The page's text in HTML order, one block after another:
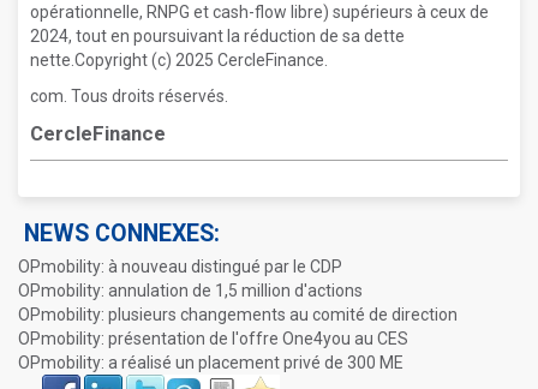
opérationnelle, RNPG et cash-flow libre) supérieurs à ceux de
2024, tout en poursuivant la réduction de sa dette
nette.Copyright (c) 2025 CercleFinance.
com. Tous droits réservés.
CercleFinance
NEWS CONNEXES:
OPmobility: à nouveau distingué par le CDP
OPmobility: annulation de 1,5 million d'actions
OPmobility: plusieurs changements au comité de direction
OPmobility: présentation de l'offre One4you au CES
OPmobility: a réalisé un placement privé de 300 ME
Face
LinkIn Twitter Envoyer ImprimerFavoris